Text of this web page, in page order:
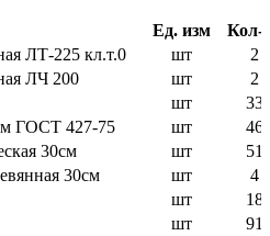
Ед. изм
Кол-
ЛТ-225 кл.т.0
шт
2
ЛЧ 200
шт
2
шт
33
ГОСТ 427-75
шт
46
30см
шт
51
30см
шт
4
шт
18
шт
91